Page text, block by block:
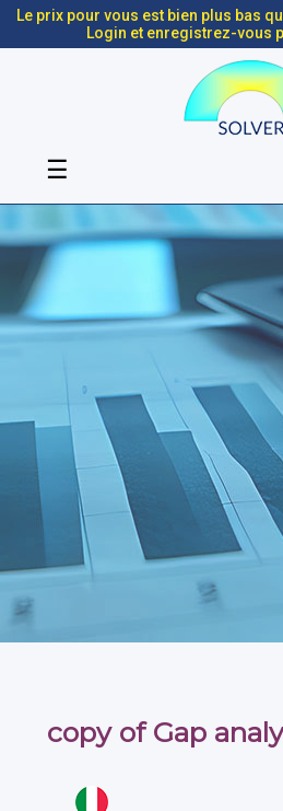
Le prix pour vous est bien plus bas
Login et enregistrez-vous
Basculer
navigation
☰
copy of Gap